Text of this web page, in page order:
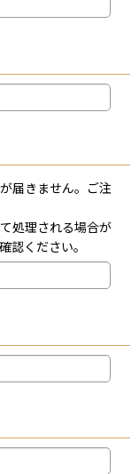
届きません。ご注
処理される場合が
認ください。